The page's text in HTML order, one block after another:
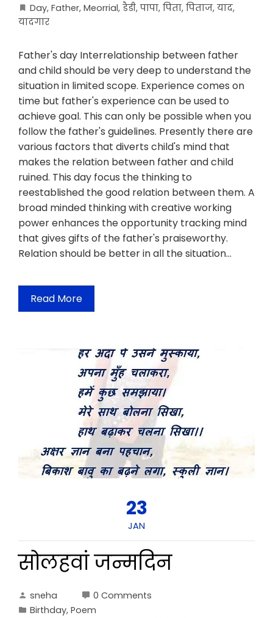
Day, Father, Meorrial, डैडी, पापा, पिता, पिताज, याद,
यादगार
Father's day Interrelationship between father
and child should be very deep to understand the
situation in limited scope. Experience comes on
time but father's experience can be used to
achieve goal. This can only be possible when you
follow the father's guidelines. Presently there are
various factors that diverts child's mind that
makes the relation between father and child
ruined. This day focus the thinking to
reestablished the good relation between them. A
broad minded thinking with creative working
power enhances the opportunity tracking mind
that gives gifts of the father's praiseworthy.
Relation should be better in all the situation…
Read More
23
JAN
सोलहवां जन्मदिन
sneha
0 Comments
Birthday, Poem